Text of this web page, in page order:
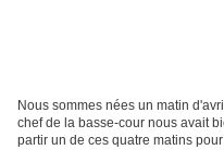
Nous sommes nées un matin
chef de la basse-cour nous avait
partir un de ces quatre matins